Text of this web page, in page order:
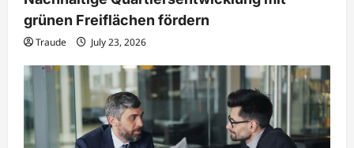
grünen Freiflächen fördern
Traude July 23, 2026